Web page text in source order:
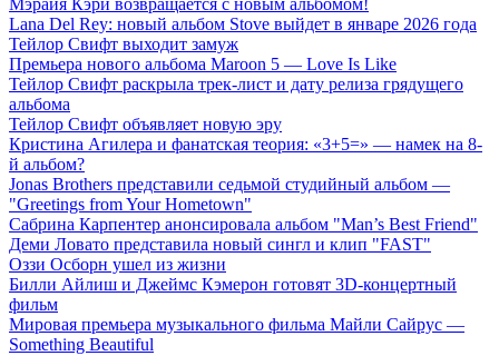
Мэрайя Кэри возвращается с новым альбомом!
Lana Del Rey: новый альбом Stove выйдет в январе 2026 года
Тейлор Свифт выходит замуж
Премьера нового альбома Maroon 5 — Love Is Like
Тейлор Свифт раскрыла трек-лист и дату релиза грядущего
альбома
Тейлор Свифт объявляет новую эру
Кристина Агилера и фанатская теория: «3+5=» — намек на 8-
й альбом?
Jonas Brothers представили седьмой студийный альбом —
"Greetings from Your Hometown"
Сабрина Карпентер анонсировала альбом "Man’s Best Friend"
Деми Ловато представила новый сингл и клип "FAST"
Оззи Осборн ушел из жизни
Билли Айлиш и Джеймс Кэмерон готовят 3D-концертный
фильм
Мировая премьера музыкального фильма Майли Сайрус —
Something Beautiful